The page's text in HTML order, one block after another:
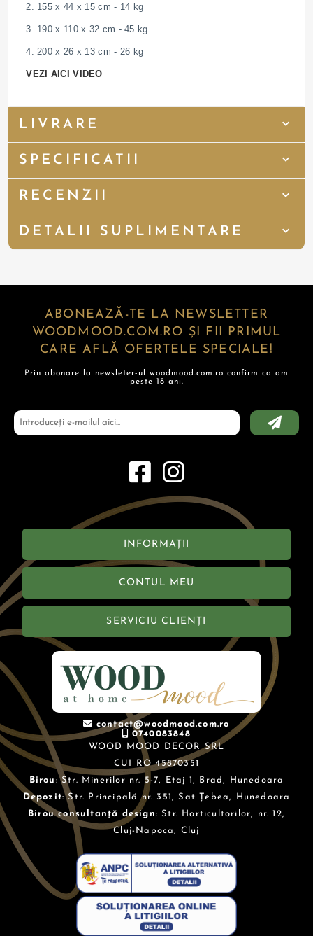
2. 155 x 44 x 15 cm - 14 kg
3. 190 x 110 x 32 cm - 45 kg
4. 200 x 26 x 13 cm - 26 kg
VEZI AICI VIDEO
LIVRARE
SPECIFICATII
RECENZII
DETALII SUPLIMENTARE
ABONEAZĂ-TE LA NEWSLETTER
WOODMOOD.COM.RO ȘI FII PRIMUL
CARE AFLĂ OFERTELE SPECIALE!
Prin abonare la newsleter-ul woodmood.com.ro confirm ca am
peste 18 ani.
INFORMAȚII
CONTUL MEU
SERVICIU CLIENȚI
contact@woodmood.com.ro
0740083848
WOOD MOOD DECOR SRL
CUI RO 45870351
Birou : Str. Minerilor nr. 5-7, Etaj 1, Brad, Hunedoara
Depozit: Str. Principală nr. 351, Sat Țebea, Hunedoara
Birou consultanță design: Str. Horticultorilor, nr. 12,
Cluj-Napoca, Cluj